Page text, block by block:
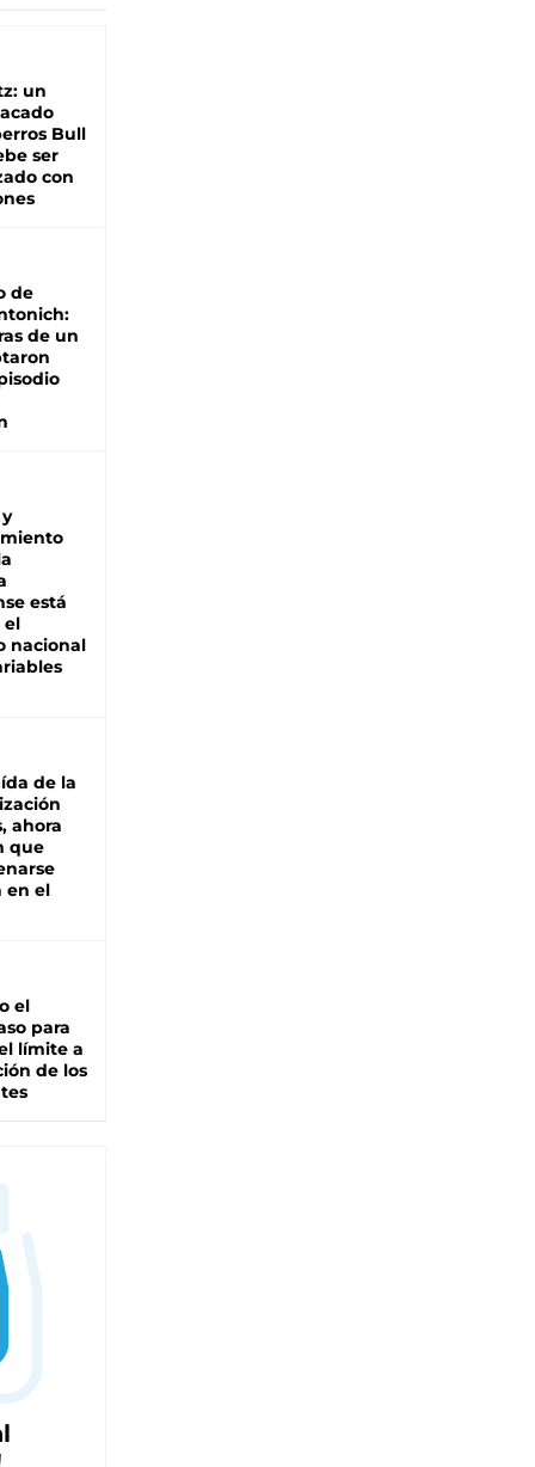
un
Bull
ser
con
de
de un
está
el
nacional
de la
ahora
que
en el
el
para
límite a
de los